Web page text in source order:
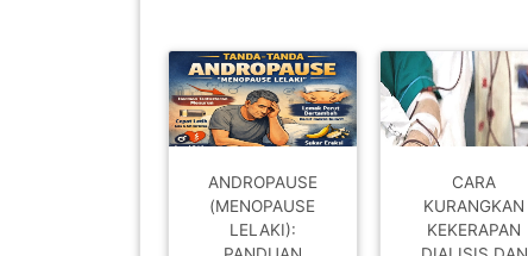
ANDROPAUSE
(MENOPAUSE
LELAKI):
CARA
KURANGKAN
KEKERAPAN